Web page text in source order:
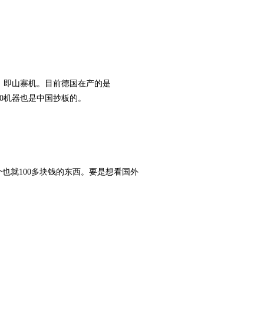
即山寨机。目前德国在产的是
器也是中国抄板的。
就100多块钱的东西。要是想看国外